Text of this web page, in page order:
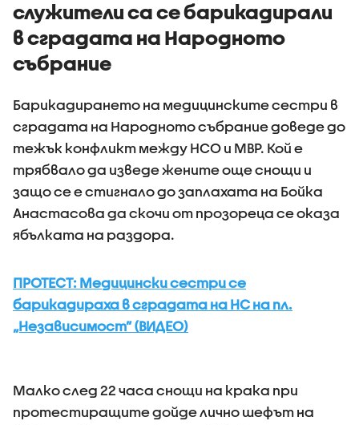
служители са се барикадирали
в сградата на Народното
събрание
Барикадирането на медицинските сестри в
сградата на Народното събрание доведе до
тежък конфликт между НСО и МВР. Кой е
трябвало да изведе жените още снощи и
защо се е стигнало до заплахата на Бойка
Анастасова да скочи от прозореца се оказа
ябълката на раздора.
ПРОТЕСТ: Медицински сестри се
барикадираха в сградата на НС на пл.
„Независимост” (ВИДЕО)
Малко след 22 часа снощи на крака при
протестиращите дойде лично шефът на